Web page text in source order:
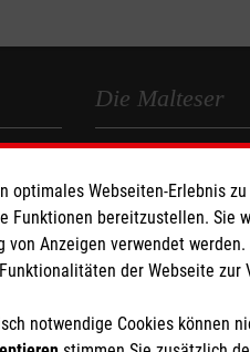
Die Malteser
Malteserorden
Sharepoint
optimales Webseiten-Erlebnis
bereitzustellen. Sie
von Anzeigen verwendet
der Webseite
notwendige Cookies können